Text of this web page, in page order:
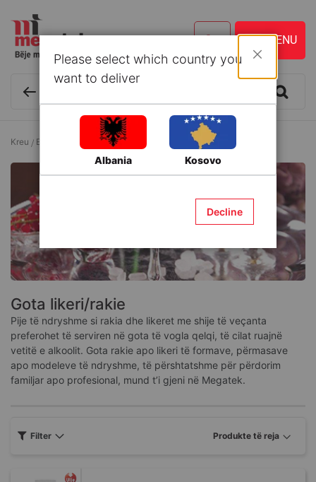
Kreu Enë kuzhine dhe Aksesorë Gota likeri/rakie
Gota likeri/rakie
Pije të ndryshme si rakia dhe likeret me shije të veçanta
preferohet të serviren në gota të vogla qelqi, të cilat ruajnë
vetitë e alkoolit. Gota rakie apo likeri të formave, përmasave
apo modeleve të ndryshme, të përshtatshme për përdorim
familjar apo profesional, mund t’i gjeni në Megatek.
Filter
Please select which country you
want to deliver
Albania Kosovo
Decline